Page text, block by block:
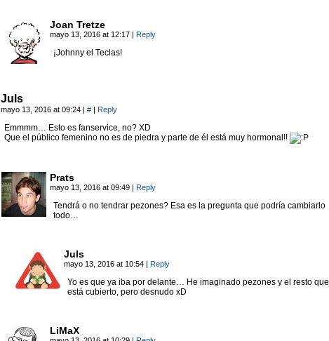
Joan Tretze
mayo 13, 2016 at 12:17 | Reply
¡Johnny el Teclas!
Juls
mayo 13, 2016 at 09:24 | # | Reply
Emmmm… Esto es fanservice, no? XD
Que el público femenino no es de piedra y parte de él está muy hormonal!!
Prats
mayo 13, 2016 at 09:49 | Reply
Tendrá o no tendrar pezones? Esa es la pregunta que podría cambiarlo
todo…
Juls
mayo 13, 2016 at 10:54 | Reply
Yo es que ya iba por delante… He imaginado pezones y el resto que
está cubierto, pero desnudo xD
LiMaX